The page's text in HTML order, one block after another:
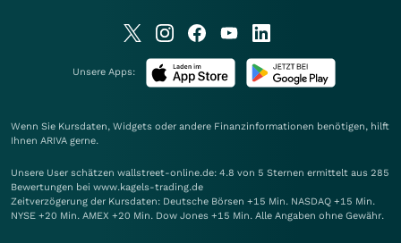
Unsere Apps:
Wenn Sie Kursdaten, Widgets oder andere Finanzinformationen benötigen, hilft
Ihnen ARIVA gerne.
Unsere User schätzen wallstreet-online.de: 4.8 von 5 Sternen ermittelt aus 285
Bewertungen bei www.kagels-trading.de
Zeitverzögerung der Kursdaten: Deutsche Börsen +15 Min. NASDAQ +15 Min.
NYSE +20 Min. AMEX +20 Min. Dow Jones +15 Min. Alle Angaben ohne Gewähr.